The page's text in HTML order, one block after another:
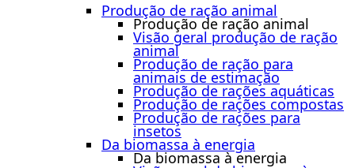
Produção de ração animal
Produção de ração animal
Visão geral produção de ração
animal
Produção de ração para
animais de estimação
Produção de rações aquáticas
Produção de rações compostas
Produção de rações para
insetos
Da biomassa à energia
Da biomassa à energia